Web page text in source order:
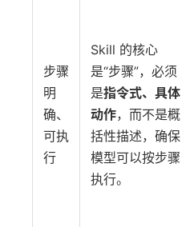
步骤
明
确、
可执
行
Skill 的核心
是“步骤”，必须
是指令式、具体
动作，而不是概
括性描述，确保
模型可以按步骤
执行。